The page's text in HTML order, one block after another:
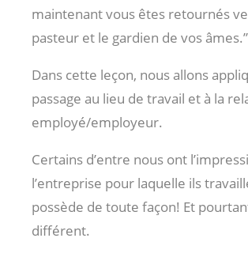
maintenant vous êtes retournés
pasteur et le gardien de vos âmes.”
Dans cette leçon, nous allons
passage au lieu de travail et à la
employé/employeur.
Certains d’entre nous ont
l’entreprise pour laquelle ils
possède de toute façon! Et
différent.